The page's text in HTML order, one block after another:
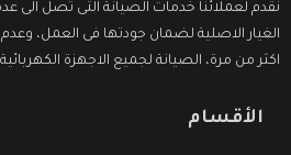
نقدم لعملائنا خدمات الصيانة التى تصل الى
الغيار الاصلية لضمان جودتها فى العمل،
اكثر من مرة، الصيانة لجميع الاجهزة
الأقسام